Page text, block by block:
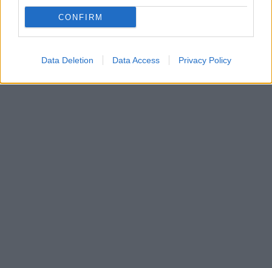
CONFIRM
Data Deletion Data Access Privacy Policy